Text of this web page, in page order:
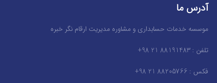
آدرس ما
موسسه خدمات حسابداری و مشاوره مدیریت ارقام نگر خبره
تلفن : 88191483 21 98+
فکس : 88205766 21 98+